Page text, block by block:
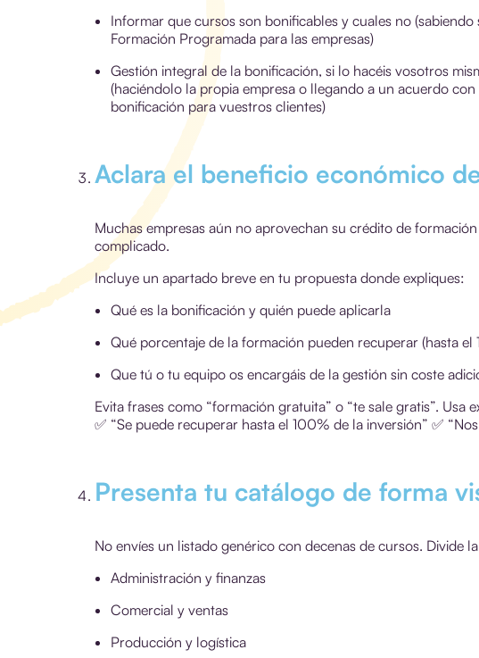
Informar que cursos son bonificables y cuales no
Formación Programada para las empresas)
Gestión integral de la bonificación, si lo hacéis vosotros
(haciéndolo la propia empresa o llegando a un acuerdo
bonificación para vuestros clientes)
Aclara el beneficio económico
Muchas empresas aún no aprovechan su crédito de
complicado.
Incluye un apartado breve en tu propuesta donde expliques:
Qué es la bonificación y quién puede aplicarla
Qué porcentaje de la formación pueden recuperar (hasta
Que tú o tu equipo os encargáis de la gestión sin coste
Evita frases como “formación gratuita” o “te sale gratis”. Usa
✅ “Se puede recuperar hasta el 100% de la inversión” ✅
Presenta tu catálogo de forma
No envíes un listado genérico con decenas de cursos. Divide
Administración y finanzas
Comercial y ventas
Producción y logística